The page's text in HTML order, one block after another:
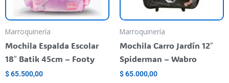
Marroquinería
Mochila Espalda Escolar
18″ Batik 45cm – Footy
$65.500,00
Marroquinería
Mochila Carro Jardín 12″
Spiderman – Wabro
$65.000,00